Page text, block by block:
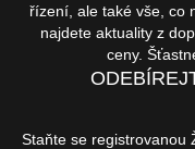
řízení, ale také vše, co
najdete aktuality z
ceny.
Staňte se registrovanou